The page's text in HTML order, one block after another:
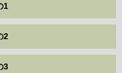
1
2
3